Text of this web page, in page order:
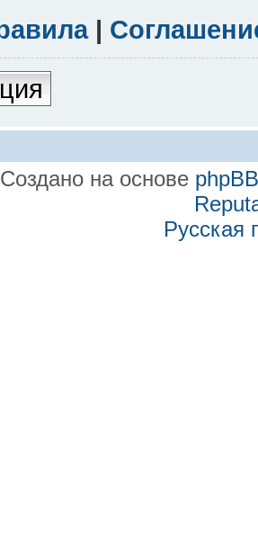
|
Создано на основе phpBB
Русская